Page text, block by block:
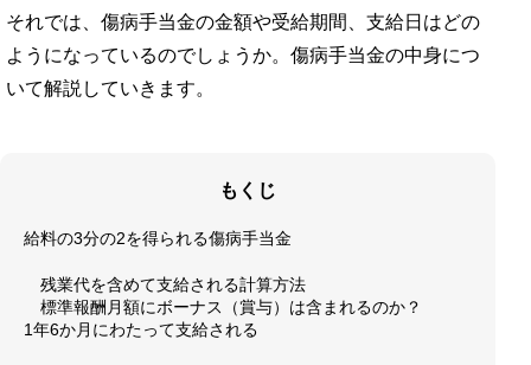
それでは、傷病手当金の金額や受給期間、支給日はどの
ようになっているのでしょうか。傷病手当金の中身につ
いて解説していきます。
もくじ
給料の3分の2を得られる傷病手当金
残業代を含めて支給される計算方法
標準報酬月額にボーナス（賞与）は含まれるのか？
1年6か月にわたって支給される